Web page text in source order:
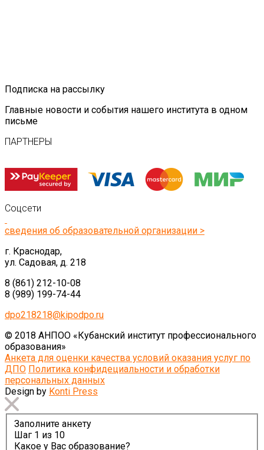
Подписка на рассылку
Главные новости и события нашего института в одном
письме
ПАРТНЕРЫ
Соцсети
сведения об образовательной организации >
г. Краснодар,
ул. Садовая, д. 218
8 (861) 212-10-08
8 (989) 199-74-44
dpo218218@kipodpo.ru
© 2018 АНПОО «Кубанский институт профессионального
образования»
Анкета для оценки качества условий оказания услуг по
ДПО Политика конфидециальности и обработки
персональных данных
Design by Konti Press
Заполните анкету
Шаг 1 из 10
Какое у Вас образование?